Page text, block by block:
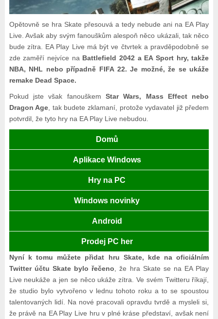
Opětovně se hra Skate přesouvá a tedy nebude ani na EA Play
Live. Avšak aby svým fanouškům alespoň něco ukázali, tak něco
bude zítra. EA Play Live má být ve čtvrtek a pravděpodobně se
zde zaměří nejvíce na Battlefield 2042 a EA Sport hry, takže
NBA, NHL nebo případně FIFA 22. Je možné, že se ukáže
remake Dead Space.
Pokud jste však fanouškem Star Wars, Mass Effect nebo
Dragon Age, tak budete zklamaní, protože vydavatel již předem
potvrdil, že tyto hry na EA Play Live nebudou.
Domů
Aplikace Windows
Hry na PC
Windows novinky
Android
Prodej PC her
Nyní k tomu můžete přidat hru Skate, kde na oficiálním
Twitter účtu Skate bylo řečeno, že hra Skate se na EA Play
Live neukáže a jen se něco ukáže zítra. Ve svém Twitteru říkají,
že studio bylo vytvořeno v lednu tohoto roku a to se spoustou
talentovaných lidí. Na nové pracovali opravdu tvrdě a mysleli si,
že právě na EA Play Live hru v plné kráse představí, avšak není